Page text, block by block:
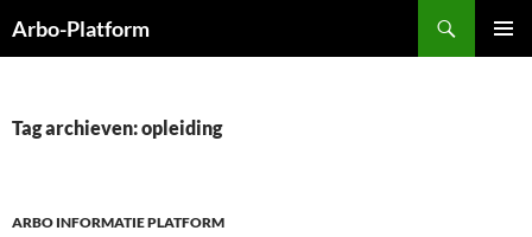
naar
Arbo-Platform
Tag archieven: opleiding
ARBO INFORMATIE PLATFORM